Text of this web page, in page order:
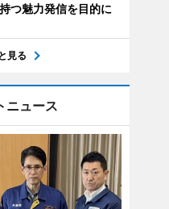
つ魅力発信を目的に
見る
ニュース